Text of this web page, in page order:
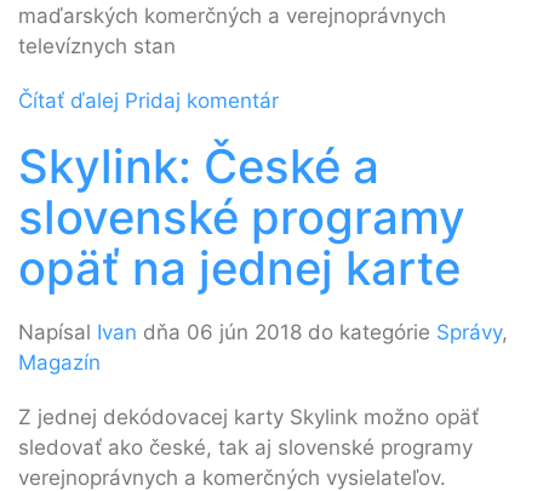
maďarských komerčných a verejnoprávnych
televíznych stan
Čítať ďalej Pridaj komentár
Skylink: České a
slovenské programy
opäť na jednej karte
Napísal Ivan dňa 06 jún 2018 do kategórie Správy,
Magazín
Z jednej dekódovacej karty Skylink možno opäť
sledovať ako české, tak aj slovenské programy
verejnoprávnych a komerčných vysielateľov.